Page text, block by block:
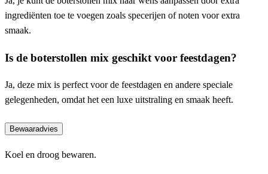
ingrediënten toe te voegen zoals specerijen of noten voor extra
smaak.
Is de boterstollen mix geschikt voor feestdagen?
Ja, deze mix is perfect voor de feestdagen en andere speciale
gelegenheden, omdat het een luxe uitstraling en smaak heeft.
Bewaaradvies
Koel en droog bewaren.